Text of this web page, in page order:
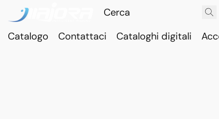
Catalogo Contattaci Cataloghi digitali